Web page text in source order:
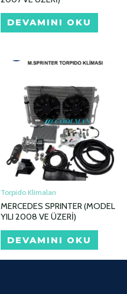
DEVAMINI OKU
Torpido Klimaları
MERCEDES SPRINTER (MODEL
YILI 2008 VE ÜZERİ)
DEVAMINI OKU